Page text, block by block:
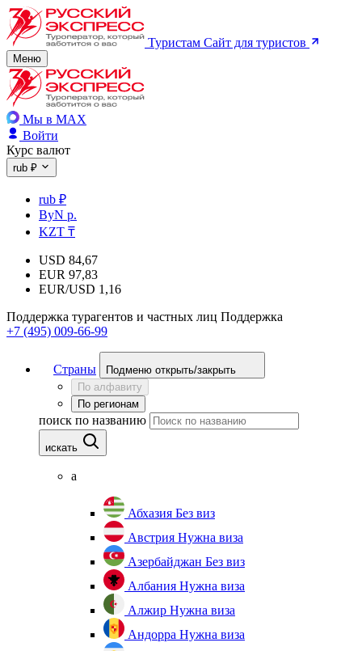
Туристам Сайт для туристов
Меню
Мы в MAX
Войти
Курс валют
rub ₽
rub ₽
ByN р.
KZT ₸
USD 84,67
EUR 97,83
EUR/USD 1,16
Поддержка турагентов и частных лиц Поддержка
+7 (495) 009-66-99
Страны
Подменю открыть/закрыть
По алфавиту
По регионам
поиск по названию
искать
а
Абхазия Без виз
Австрия Нужна виза
Азербайджан Без виз
Албания Нужна виза
Алжир Нужна виза
Андорра Нужна виза